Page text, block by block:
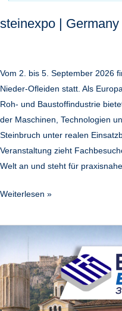
steinexpo |
Vom 2. bis 5. September 2026
Nieder-Ofleiden statt. Als
Roh- und Baustoffindustrie
der Maschinen, Technologien
Steinbruch unter realen
Veranstaltung zieht
Welt an und steht für
Weiterlesen »
Balkans
2026